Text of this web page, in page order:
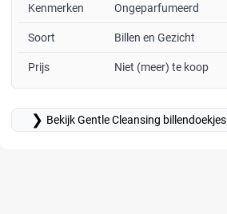
Kenmerken Ongeparfumeerd
Soort Billen en Gezicht
Prijs Niet (meer) te koop
❯ Bekijk Gentle Cleansing billendoekjes